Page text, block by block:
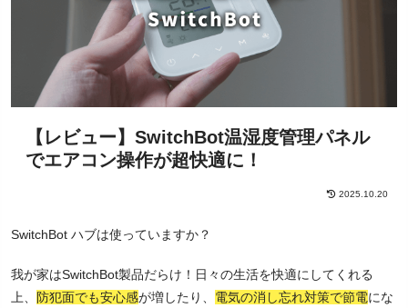
【レビュー】SwitchBot温湿度管理パネル
でエアコン操作が超快適に！
2025.10.20
SwitchBot ハブは使っていますか？
我が家はSwitchBot製品だらけ！日々の生活を快適にしてくれる
上、 防犯面でも安心感が増したり、 電気の消し忘れ対策で節電にな